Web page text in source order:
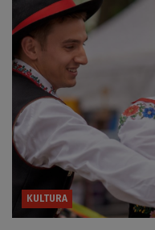
KULTURA